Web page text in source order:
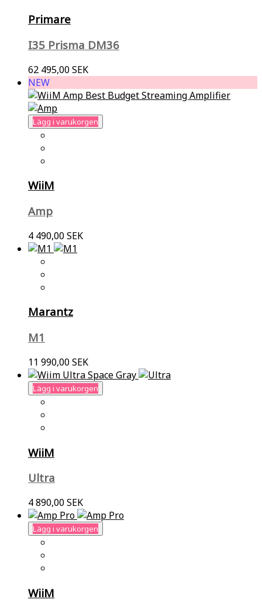
Primare
I35 Prisma DM36
62 495,00 SEK
NEW
Lägg i varukorgen
WiiM
Amp
4 490,00 SEK
Marantz
M1
11 990,00 SEK
Lägg i varukorgen
WiiM
Ultra
4 890,00 SEK
Lägg i varukorgen
WiiM